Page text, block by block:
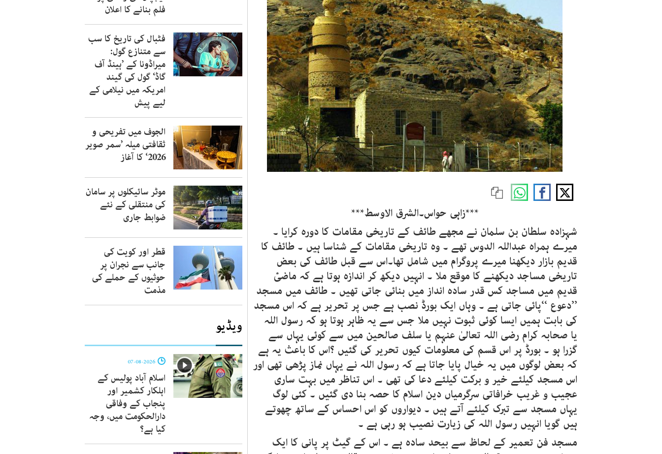
***زاہی حواس۔الشرق الاوسط***
شہزادہ سلطان بن سلمان نے مجھے طائف کے تاریخی مقامات کا دورہ کرایا ۔
میرے ہمراہ عبداللہ الدوس تھے ۔ وہ تاریخی مقامات کے شناسا ہیں ۔ طائف کا
قدیم بازار دیکھنا میرے پروگرام میں شامل تھا۔اس سے قبل طائف کی بعض
تاریخی مساجد دیکھنے کا موقع ملا ۔ انہیں دیکھ کر اندازہ ہوتا ہے کہ ماضیٔ
قدیم میں مساجد کس قدر سادہ انداز میں بنائی جاتی تھیں ۔ طائف میں مسجد
’’دعوع ‘‘پائی جاتی ہے ۔ وہاں ایک بورڈ نصب ہے جس پر تحریر ہے کہ اس مسجد
کی بابت ہمیں ایسا کوئی ثبوت نہیں ملا جس سے یہ ظاہر ہوتا ہو کہ رسول اللہ
یا صحابہ کرام رضی اللہ تعالیٰ عنہم یا سلف صالحین میں سے کوئی یہاں سے
گزرا ہو ۔ بورڈ پر اس قسم کی معلومات کیوں تحریر کی گئیں ؟اس کا باعث یہ ہے
کہ بعض لوگوں میں یہ خیال پایا جاتا ہے کہ رسول اللہ نے یہاں نماز پڑھی تھی اور
اس مسجد کیلئے خیر و برکت کیلئے دعا کی تھی ۔ اس تناظر میں بہت ساری
عجیب و غریب خرافاتی سرگرمیاں دین اسلام کا حصہ بنا دی گئیں ۔ کئی لوگ
یہاں مسجد سے تبرک کیلئے آتے ہیں ۔ دیواروں کو اس احساس کے ساتھ چھوتے
ہیں گویا انہیں رسول اللہ کی زیارت نصیب ہو رہی ہے ۔
مسجد فن تعمیر کے لحاظ سے بیحد سادہ ہے ۔ اس کے گیٹ پر پانی کا ایک
فلم بنانے کا اعلان
فٹبال کی تاریخ کا سب
سے متنازع گول:
میراڈونا کے ’ہینڈ آف
گاڈ‘ گول کی گیند
امریکہ میں نیلامی کے
لیے پیش
الجوف میں تفریحی و
ثقافتی میلہ ’سمر صویر
2026‘ کا آغاز
موٹر سائیکلوں پر سامان
کی منتقلی کے نئے
ضوابط جاری
قطر اور کویت کی
جانب سے نجران پر
حوثیوں کے حملے کی
مذمت
ویڈیو
اسلام آباد پولیس کے
اہلکار کشمیر اور
پنجاب کے وفاقی
دارالحکومت میں، وجہ
کیا ہے؟